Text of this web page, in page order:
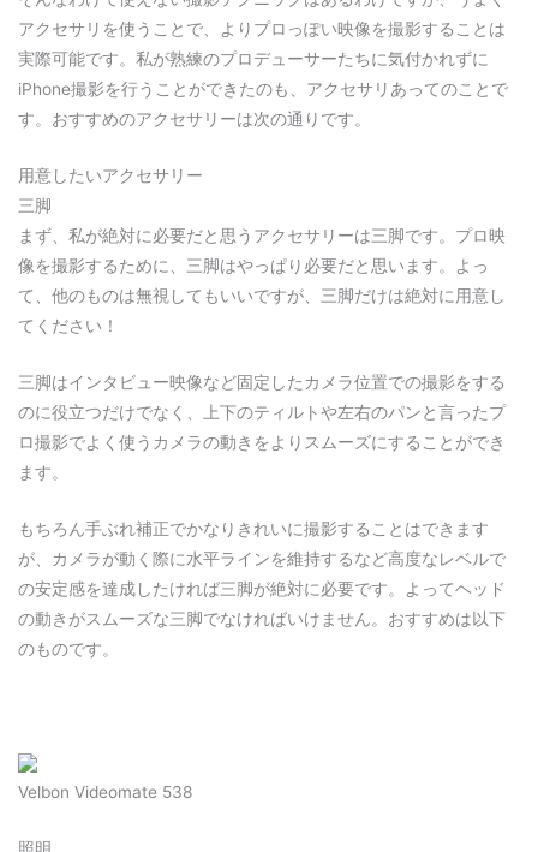
アクセサリを使うことで、よりプロっぽい映像を撮影することは
実際可能です。私が熟練のプロデューサーたちに気付かれずに
iPhone撮影を行うことができたのも、アクセサリあってのことで
す。おすすめのアクセサリーは次の通りです。
用意したいアクセサリー
三脚
まず、私が絶対に必要だと思うアクセサリーは三脚です。プロ映
像を撮影するために、三脚はやっぱり必要だと思います。よっ
て、他のものは無視してもいいですが、三脚だけは絶対に用意し
てください！
三脚はインタビュー映像など固定したカメラ位置での撮影をする
のに役立つだけでなく、上下のティルトや左右のパンと言ったプ
ロ撮影でよく使うカメラの動きをよりスムーズにすることができ
ます。
もちろん手ぶれ補正でかなりきれいに撮影することはできます
が、カメラが動く際に水平ラインを維持するなど高度なレベルで
の安定感を達成したければ三脚が絶対に必要です。よってヘッド
の動きがスムーズな三脚でなければいけません。おすすめは以下
のものです。
Velbon Videomate 538
照明